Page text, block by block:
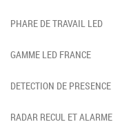
PHARE DE TRAVAIL LED
GAMME LED FRANCE
DETECTION DE PRESENCE
RADAR RECUL ET ALARME